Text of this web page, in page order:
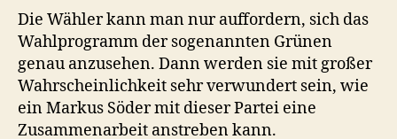
Die Wähler kann man nur auffordern, sich das
Wahlprogramm der sogenannten Grünen
genau anzusehen. Dann werden sie mit großer
Wahrscheinlichkeit sehr verwundert sein, wie
ein Markus Söder mit dieser Partei eine
Zusammenarbeit anstreben kann.